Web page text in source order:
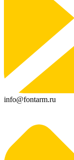
info@fontarm.ru